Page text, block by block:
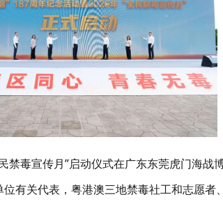
禁毒宣传月”启动仪式在广东东莞虎门海战
有关代表，粤港澳三地禁毒社工和志愿者